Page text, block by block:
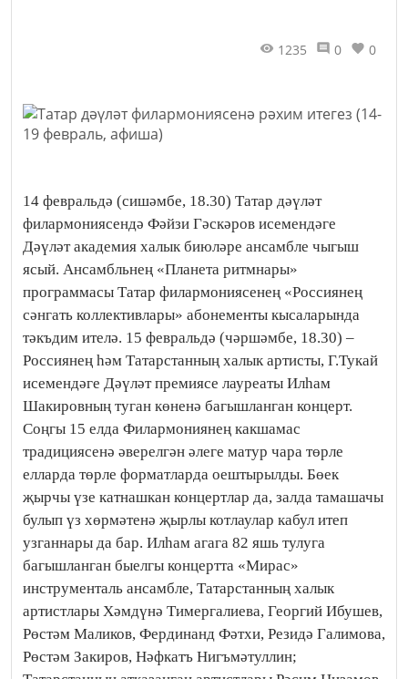
1235 0 0
14 февральдә (сишәмбе, 18.30) Татар дәүләт
филармониясендә Фәйзи Гәскәров исемендәге
Дәүләт академия халык биюләре ансамбле чыгыш
ясый. Ансамбльнең «Планета ритмнары»
программасы Татар филармониясенең «Россиянең
сәнгать коллективлары» абонементы кысаларында
тәкъдим ителә. 15 февральдә (чәршәмбе, 18.30) –
Россиянең һәм Татарстанның халык артисты, Г.Тукай
исемендәге Дәүләт премиясе лауреаты Илһам
Шакировның туган көненә багышланган концерт.
Соңгы 15 елда Филармониянең какшамас
традициясенә әверелгән әлеге матур чара төрле
елларда төрле форматларда оештырылды. Бөек
җырчы үзе катнашкан концертлар да, залда тамашачы
булып үз хөрмәтенә җырлы котлаулар кабул итеп
узганнары да бар. Илһам агага 82 яшь тулуга
багышланган быелгы концертта «Мирас»
инструменталь ансамбле, Татарстанның халык
артистлары Хәмдүнә Тимергалиева, Георгий Ибушев,
Рөстәм Маликов, Фердинанд Фәтхи, Резидә Галимова,
Рөстәм Закиров, Нәфкатъ Нигъмәтуллин;